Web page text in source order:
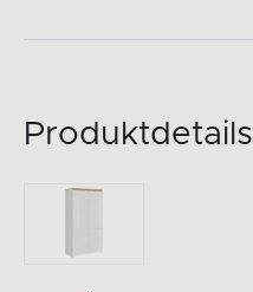
Produktdetails